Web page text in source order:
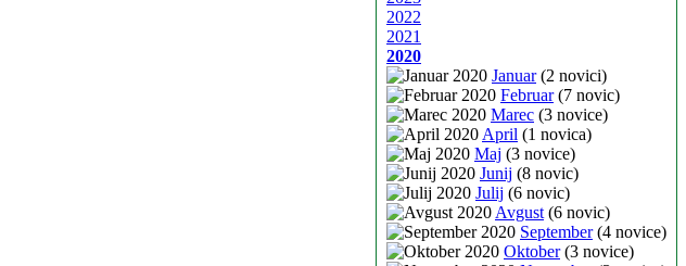
2022
2021
2020
Januar(2 novici)
Februar(7 novic)
Marec (3 novice)
April (1 novica)
Maj (3 novice)
Junij (8 novic)
Julij (6 novic)
Avgust(6 novic)
September(4 novice)
Oktober(3 novice)